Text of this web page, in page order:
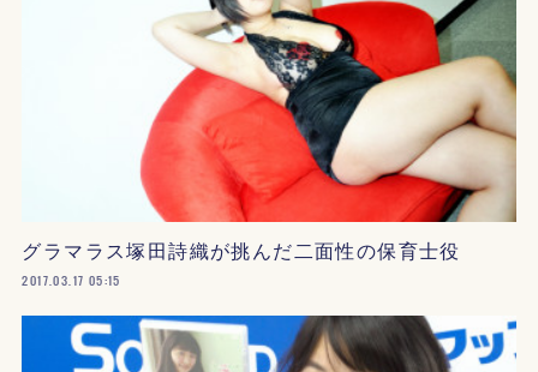
グラマラス塚田詩織が挑んだ二面性の保育士役
2017.03.17 05:15